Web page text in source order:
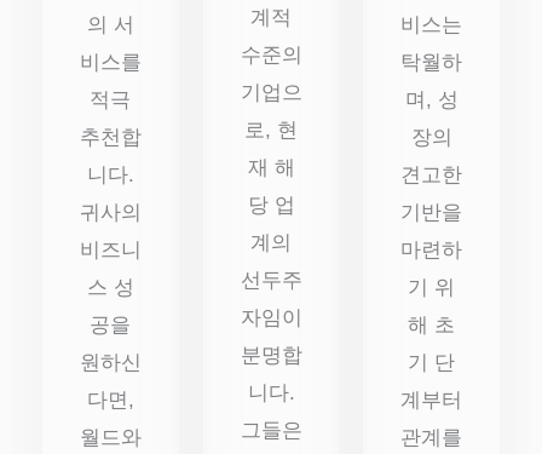
의 서
비스를
적극
추천합
니다.
귀사의
비즈니
스 성
공을
원하신
다면,
월드와
계적
수준의
기업으
로, 현
재 해
당 업
계의
선두주
자임이
분명합
니다.
그들은
비스는
탁월하
며, 성
장의
견고한
기반을
마련하
기 위
해 초
기 단
계부터
관계를